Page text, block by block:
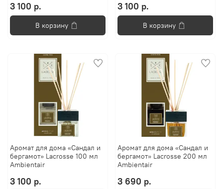
3 100 р.
В корзину
3 100 р.
В корзину
Аромат для дома «Сандал и
бергамот» Lacrosse 100 мл
Ambientair
3 100 р.
Аромат для дома «Сандал и
бергамот» Lacrosse 200 мл
Ambientair
3 690 р.